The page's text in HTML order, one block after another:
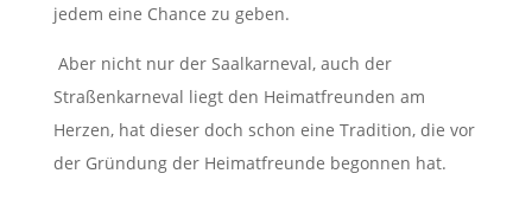
jedem eine Chance zu geben.
Aber nicht nur der Saalkarneval, auch der
Straßenkarneval liegt den Heimatfreunden am
Herzen, hat dieser doch schon eine Tradition,die vor
der Gründung der Heimatfreunde begonnen hat.